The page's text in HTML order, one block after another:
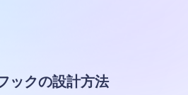
ックの設計方法